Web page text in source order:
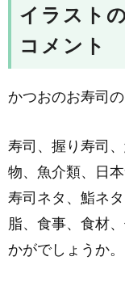
イラスト
コメント
かつおのお寿司の
寿司、握り寿司
物、魚介類、日
寿司ネタ、鮨ネ
脂、食事、食材
かがでしょうか。